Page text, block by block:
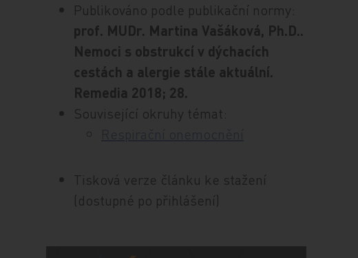
Publikováno podle publikační normy:
prof. MUDr. Martina Vašáková, Ph.D..
Nemoci s obstrukcí v dýchacích
cestách a alergie stále aktuální.
Remedia 2018; 28.
Související okruhy témat:
Tisková verze článku ke stažení
(dostupné po přihlášení)